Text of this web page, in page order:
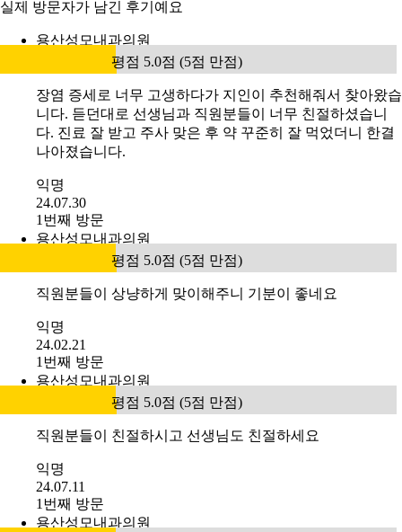
실제 방문자가 남긴 후기예요
용산성모내과의원
평점 5.0점 (5점 만점)
장염 증세로 너무 고생하다가 지인이 추천해줘서 찾아왔습
니다. 듣던대로 선생님과 직원분들이 너무 친절하셨습니
다. 진료 잘 받고 주사 맞은 후 약 꾸준히 잘 먹었더니 한결
나아졌습니다.
익명
24.07.30
1번째 방문
용산성모내과의원
평점 5.0점 (5점 만점)
직원분들이 상냥하게 맞이해주니 기분이 좋네요
익명
24.02.21
1번째 방문
용산성모내과의원
평점 5.0점 (5점 만점)
직원분들이 친절하시고 선생님도 친절하세요
익명
24.07.11
1번째 방문
용산성모내과의원